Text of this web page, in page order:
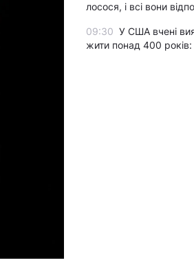
лосося, і всі вони
09:30 У США вчені
жити понад 400